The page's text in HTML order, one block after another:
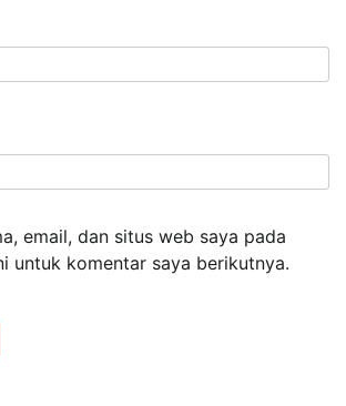
email, dan situs web saya pada
untuk komentar saya berikutnya.